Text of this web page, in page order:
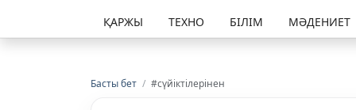
ҚАРЖЫ
ТЕХНО БІЛІМ МӘДЕНИЕТ
Басты бет / #сүйіктілерінен